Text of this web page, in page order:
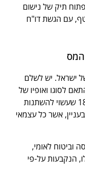
תיק של נישום
עם הגשת דו"ח
המס
ישראל. יש לשלם
לסוגו ואופיו של
העסק. מהו מע"מ? זהו מס בשיעור של 18% שעשוי להשתנות
אשר כל עצמאי
וביטוח לאומי,
הנקבעות על-פי